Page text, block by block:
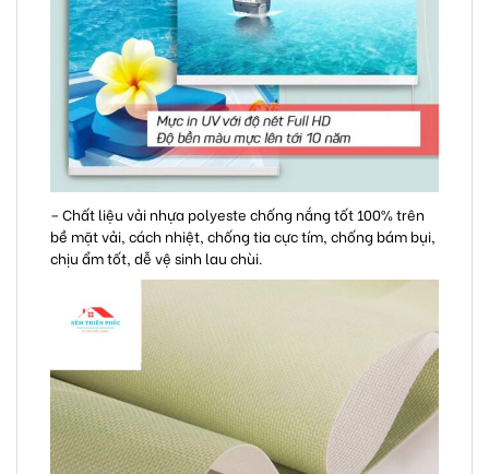
– Chất liệu vải nhựa polyeste chống nắng tốt 100% trên
bề mặt vải, cách nhiệt, chống tia cực tím, chống bám bụi,
chịu ẩm tốt, dễ vệ sinh lau chùi.